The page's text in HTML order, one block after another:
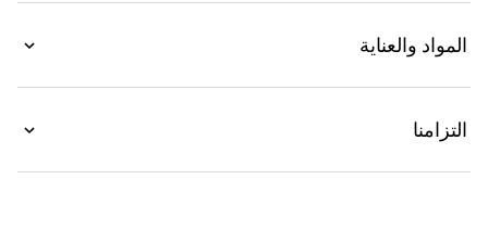
المواد والعناية
التزامنا